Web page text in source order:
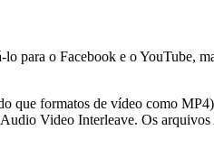
o Facebook e o YouTube,
que formatos de vídeo como
Video Interleave. Os